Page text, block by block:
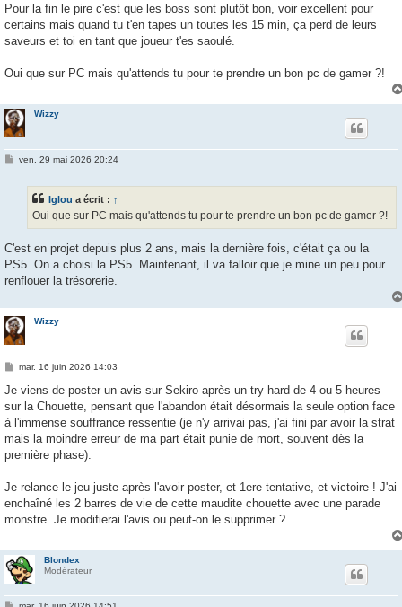
Pour la fin le pire c'est que les boss sont plutôt bon, voir excellent pour
certains mais quand tu t'en tapes un toutes les 15 min, ça perd de leurs
saveurs et toi en tant que joueur t'es saoulé.
Oui que sur PC mais qu'attends tu pour te prendre un bon pc de gamer ?!
Wizzy
Mven. 29 mai 2026 20:24
Iglou a écrit : ↑
Oui que sur PC mais qu'attends tu pour te prendre un bon pc de gamer ?!
C'est en projet depuis plus 2 ans, mais la dernière fois, c'était ça ou la
PS5. On a choisi la PS5. Maintenant, il va falloir que je mine un peu pour
renflouer la trésorerie.
Wizzy
M
s
a
g
mar. 16 juin 2026 14:03
Je viens de poster un avis sur Sekiro après un try hard de 4 ou 5 heures
sur la Chouette, pensant que l'abandon était désormais la seule option face
à l'immense souffrance ressentie (je n'y arrivai pas, j'ai fini par avoir la strat
mais la moindre erreur de ma part était punie de mort, souvent dès la
première phase).
Je relance le jeu juste après l'avoir poster, et 1ere tentative, et victoire ! J'ai
enchaîné les 2 barres de vie de cette maudite chouette avec une parade
monstre. Je modifierai l'avis ou peut-on le supprimer ?
Blondex
Modérateur
M